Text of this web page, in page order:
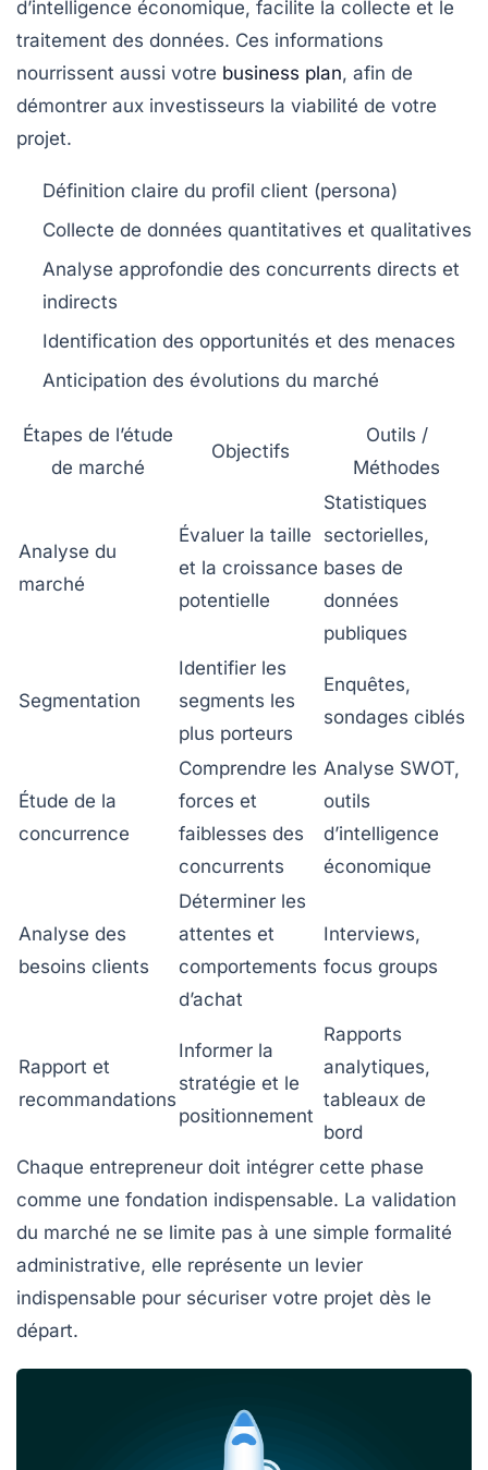
d’intelligence économique, facilite la collecte et le
traitement des données. Ces informations
nourrissent aussi votre business plan, afin de
démontrer aux investisseurs la viabilité de votre
projet.
Définition claire du profil client (persona)
Collecte de données quantitatives et qualitatives
Analyse approfondie des concurrents directs et
indirects
Identification des opportunités et des menaces
Anticipation des évolutions du marché
Étapes de l’étude
de marché
Objectifs
Outils /
Méthodes
Analyse du
marché
Évaluer la taille
et la croissance
potentielle
Statistiques
sectorielles,
bases de
données
publiques
Segmentation
Identifier les
segments les
plus porteurs
Enquêtes,
sondages ciblés
Étude de la
concurrence
Comprendre les
forces et
faiblesses des
concurrents
Analyse SWOT,
outils
d’intelligence
économique
Analyse des
besoins clients
Déterminer les
attentes et
comportements
d’achat
Interviews,
focus groups
Rapport et
recommandations
Informer la
stratégie et le
positionnement
Rapports
analytiques,
tableaux de
bord
Chaque entrepreneur doit intégrer cette phase
comme une fondation indispensable. La validation
du marché ne se limite pas à une simple formalité
administrative, elle représente un levier
indispensable pour sécuriser votre projet dès le
départ.